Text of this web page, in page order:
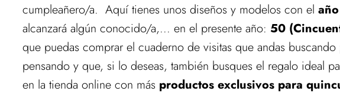
cumpleañero/a. Aquí tienes unos diseños y modelos con el
alcanzará algún conocido/a,... en el presente año: 50
que puedas comprar el cuaderno de visitas que andas
pensando y que, si lo deseas, también busques el regalo ideal
en la tienda online con más productos exclusivos para